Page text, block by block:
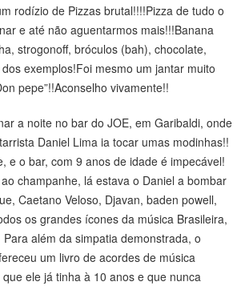
rodízio de Pizzas brutal!!!!Pizza de tudo o
e até não aguentarmos mais!!!Banana
strogonoff, bróculos (bah), chocolate,
exemplos!Foi mesmo um jantar muito
pepe”!!Aconselho vivamente!!
a noite no bar do JOE, em Garibaldi, onde
Daniel Lima ia tocar umas modinhas!!
e o bar, com 9 anos de idade é impecável!
champanhe, lá estava o Daniel a bombar
Caetano Veloso, Djavan, baden powell,
os grandes ícones da música Brasileira,
além da simpatia demonstrada, o
um livro de acordes de música
ele já tinha à 10 anos e que nunca